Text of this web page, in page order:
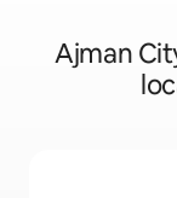
Ajman